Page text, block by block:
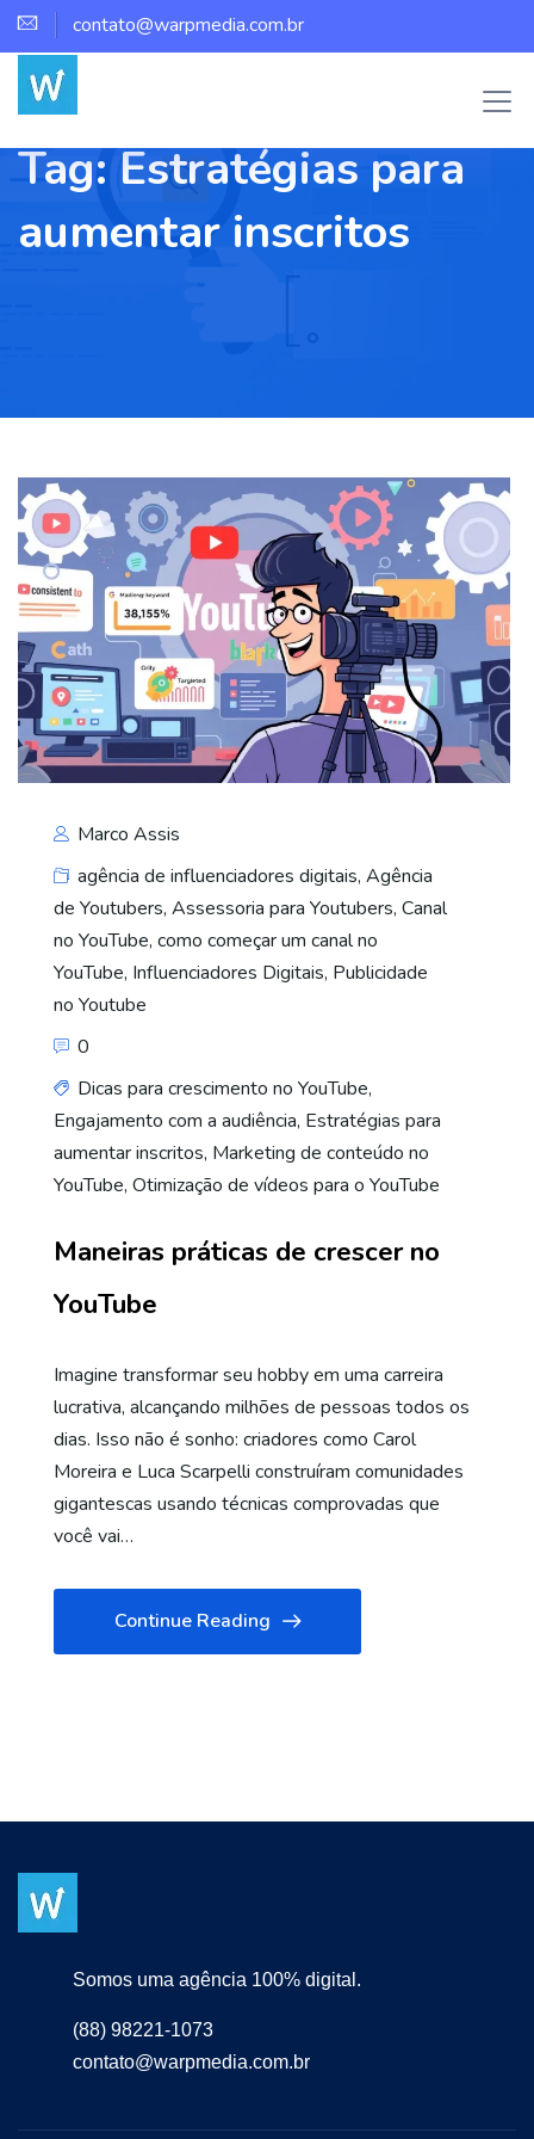
contato@warpmedia.com.br
Tag:Estratégias para
aumentar inscritos
Marco Assis
agência de influenciadores digitais, Agência
de Youtubers, Assessoria para Youtubers, Canal
no YouTube, como começar um canal no
YouTube, Influenciadores Digitais, Publicidade
no Youtube
0
Dicas para crescimento no YouTube,
Engajamento com a audiência, Estratégias para
aumentar inscritos, Marketing de conteúdo no
YouTube, Otimização de vídeos para o YouTube
Maneiras práticas de crescer no
YouTube
Imagine transformar seu hobby em uma carreira
lucrativa, alcançando milhões de pessoas todos os
dias. Isso não é sonho: criadores como Carol
Moreira e Luca Scarpelli construíram comunidades
gigantescas usando técnicas comprovadas que
você vai…
Continue Reading
Somos uma agência 100% digital.
(88) 98221-1073
contato@warpmedia.com.br